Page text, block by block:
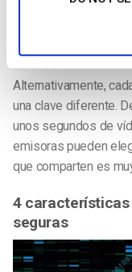
para cifrar todo el
que todo el flujo
Alternativamente,
una clave diferente.
unos segundos de
emisoras pueden
que comparten es
4 características
seguras